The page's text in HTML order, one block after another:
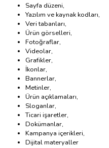
Sayfa düzeni,
Yazılım ve kaynak kodları,
Veri tabanları,
Ürün görselleri,
Fotoğraflar,
Videolar,
Grafikler,
İkonlar,
Bannerlar,
Metinler,
Ürün açıklamaları,
Sloganlar,
Ticari işaretler,
Dokümanlar,
Kampanya içerikleri,
Dijital materyaller